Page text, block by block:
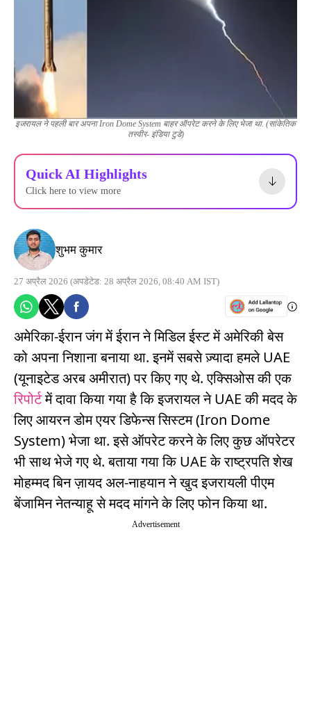
इजरायल ने पहली बार अपना Iron Dome System बाहर ऑपरेट करने के लिए भेजा था. (सांकेतिक
तस्वीर- इंडिया टुडे)
Quick AI Highlights
Click here to view more
शुभम कुमार
27 अप्रैल 2026 (अपडेटेड: 28 अप्रैल 2026, 08:40 AM IST)
अमेरिका-ईरान जंग में ईरान ने मिडिल ईस्ट में अमेरिकी बेस
को अपना निशाना बनाया था. इनमें सबसे ज़्यादा हमले UAE
(यूनाइटेड अरब अमीरात) पर किए गए थे. एक्सिओस की एक
रिपोर्टमें दावा किया गया है कि इजरायल ने UAE की मदद के
लिए आयरन डोम एयर डिफेन्स सिस्टम (Iron Dome
System) भेजा था. इसे ऑपरेट करने के लिए कुछ ऑपरेटर
भी साथ भेजे गए थे. बताया गया कि UAE के राष्ट्रपति शेख
मोहम्मद बिन ज़ायद अल-नाहयान ने खुद इजरायली पीएम
बेंजामिन नेतन्याहू से मदद मांगने के लिए फोन किया था.
Advertisement